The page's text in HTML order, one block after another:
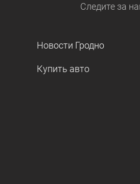
Следите за
Новости Гродно
Купить авто